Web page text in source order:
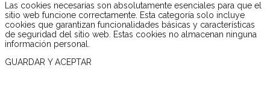
Las cookies necesarias son absolutamente esenciales para que el
sitio web funcione correctamente. Esta categoría solo incluye
cookies que garantizan funcionalidades básicas y características
de seguridad del sitio web. Estas cookies no almacenan ninguna
información personal.
GUARDAR Y ACEPTAR